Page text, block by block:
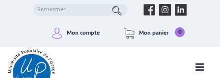
Mon compte Mon panier 0